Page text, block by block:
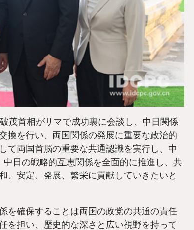
茂首相がリマで成功裏に会談し、中日関係
換を行い、両国関係の発展に重要な政治的
て両国首脳の重要な共通認識を実行し、中
日の戦略的互恵関係を全面的に推進し、共
、安定、発展、繁栄に貢献していきたいと
を確保することは両国の政党の共通の責任
を担い、歴史的な深さと広い視野を持って